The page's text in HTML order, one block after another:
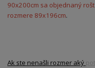
90x200cm sa objednaný
rozmere 89x196cm.
Ak ste nenašli rozmer aký